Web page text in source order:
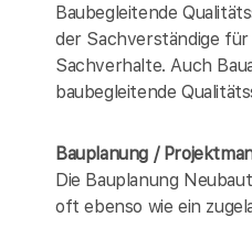
Baubegleitende
der Sachverständige
Sachverhalte. Auch
baubegleitende
Bauplanung /
Die Bauplanung
oft ebenso wie ein